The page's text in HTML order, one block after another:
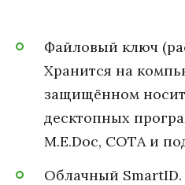
Файловый ключ
Хранится на
защищённом
десктопных
M.E.Doc, СОТА и
Облачный